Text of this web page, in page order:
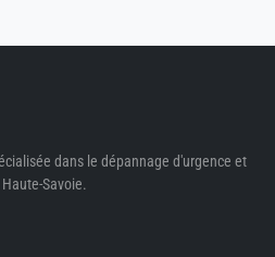
dans le dépannage d'urgence et
Savoie.